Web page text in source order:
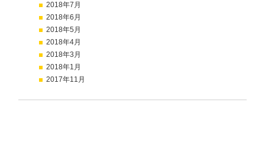
2018年7月
2018年6月
2018年5月
2018年4月
2018年3月
2018年1月
2017年11月